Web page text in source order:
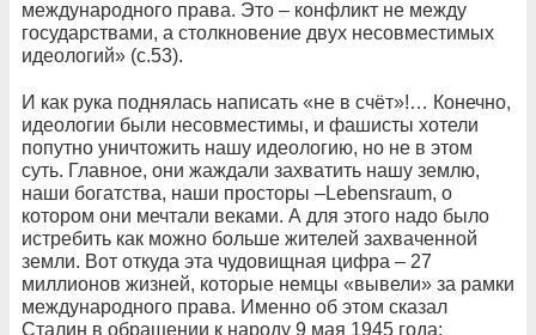
международного права. Это – конфликт не между
государствами, а столкновение двух несовместимых
идеологий» (с.53).
И как рука поднялась написать «не в счёт»!… Конечно,
идеологии были несовместимы, и фашисты хотели
попутно уничтожить нашу идеологию, но не в этом
суть. Главное, они жаждали захватить нашу землю,
наши богатства, наши просторы –Lebensraum, о
котором они мечтали веками. А для этого надо было
истребить как можно больше жителей захваченной
земли. Вот откуда эта чудовищная цифра – 27
миллионов жизней, которые немцы «вывели» за рамки
международного права. Именно об этом сказал
Сталин в обращении к народу 9 мая 1945 года: